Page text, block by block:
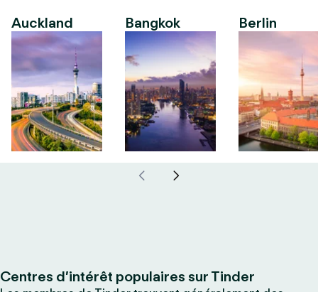
Auckland Bangkok Berlin
Centres d’intérêt populaires sur Tinder